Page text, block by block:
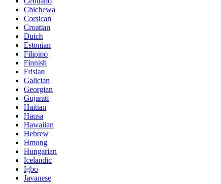
Chichewa
Corsican
Croatian
Dutch
Estonian
Filipino
Finnish
Frisian
Galician
Georgian
Gujarati
Haitian
Hausa
Hawaiian
Hebrew
Hmong
Hungarian
Icelandic
Igbo
Javanese